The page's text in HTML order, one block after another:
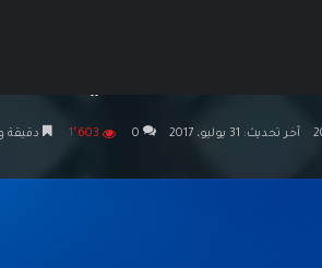
آخر تحديث: 31 يوليو، 2017 0 1٬603 دقيقة